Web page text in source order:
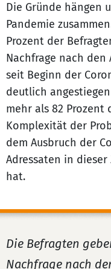
Die Gründe hängen
Pandemie
Prozent der
Nachfrage nach
seit Beginn der
deutlich
mehr als 82 Prozent
Komplexität der
dem Ausbruch der
Adressaten in
hat.
Die Befragten
Nachfrage nach